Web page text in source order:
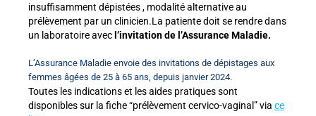
insuffisamment dépistées , modalité alternative au
prélèvement par un clinicien.La patiente doit se rendre dans
un laboratoire avec l’invitation de l’Assurance Maladie.
L’Assurance Maladie envoie des invitations de dépistages aux
femmes âgées de 25 à 65 ans, depuis janvier 2024.
Toutes les indications et les aides pratiques sont
disponibles sur la fiche “prélèvement cervico-vaginal” via ce